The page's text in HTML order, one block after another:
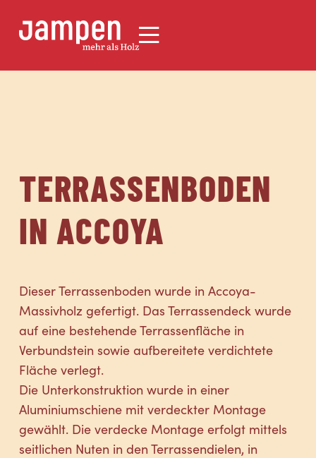
TERRASSENBODEN
IN ACCOYA
Dieser Terrassenboden wurde in Accoya-
Massivholz gefertigt. Das Terrassendeck wurde
auf eine bestehende Terrassenfläche in
Verbundstein sowie aufbereitete verdichtete
Fläche verlegt.
Die Unterkonstruktion wurde in einer
Aluminiumschiene mit verdeckter Montage
gewählt. Die verdecke Montage erfolgt mittels
seitlichen Nuten in den Terrassendielen, in